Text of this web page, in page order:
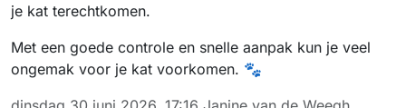
je kat terechtkomen.
Met een goede controle en snelle aanpak kun je veel
ongemak voor je kat voorkomen. 🐾